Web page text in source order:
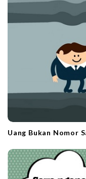
Uang Bukan Nomor